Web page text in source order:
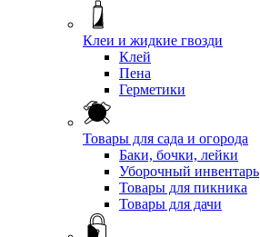
Клеи и жидкие гвозди
Клей
Пена
Герметики
Товары для сада и огорода
Баки, бочки, лейки
Уборочный инвентарь
Товары для пикника
Товары для дачи